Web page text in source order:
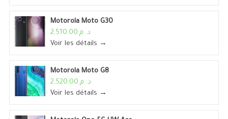
Motorola Moto G30
د. م.2,510.00
Voir les détails →
Motorola Moto G8
د. م.2,520.00
Voir les détails →